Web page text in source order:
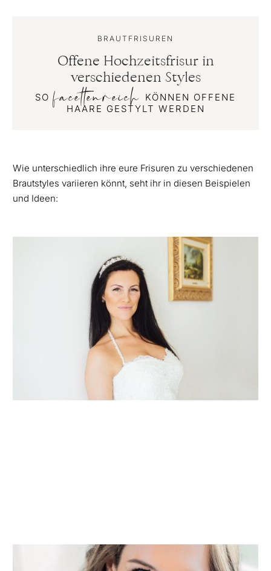
BRAUTFRISUREN
Offene Hochzeitsfrisur in
verschiedenen Styles
SOfacettenreich KÖNNEN OFFENE
HAARE GESTYLT WERDEN
Wie unterschiedlich ihre eure Frisuren zu verschiedenen
Brautstyles variieren könnt, seht ihr in diesen Beispielen
und Ideen: